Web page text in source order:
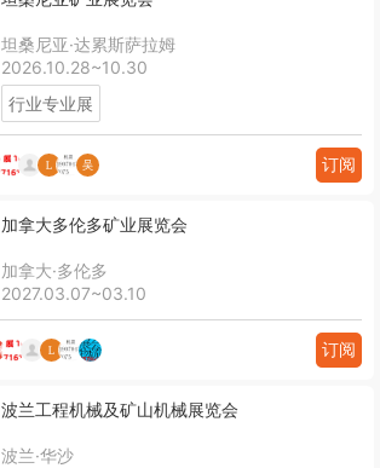
坦桑尼亚·达累斯萨拉姆
2026.10.28~10.30
行业专业展
订阅
加拿大多伦多矿业展览会
加拿大·多伦多
2027.03.07~03.10
订阅
波兰工程机械及矿山机械展览会
波兰·华沙